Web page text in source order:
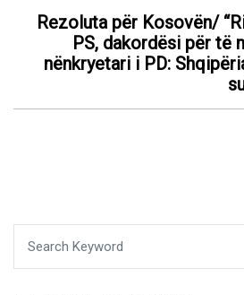
Rezoluta për Kosovën/
PS, dakordësi për të
nënkryetari i PD: